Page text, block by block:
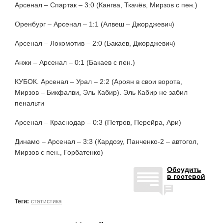
Арсенал – Спартак – 3:0 (Кангва, Ткачёв, Мирзов с пен.)
Оренбург – Арсенал – 1:1 (Алвеш – Джорджевич)
Арсенал – Локомотив – 2:0 (Бакаев, Джорджевич)
Анжи – Арсенал – 0:1 (Бакаев с пен.)
КУБОК. Арсенал – Урал – 2:2 (Ароян в свои ворота,
Мирзов – Бикфалви, Эль Кабир). Эль Кабир не забил
пенальти
Арсенал – Краснодар – 0:3 (Петров, Перейра, Ари)
Динамо – Арсенал – 3:3 (Кардозу, Панченко-2 – автогол,
Мирзов с пен., Горбатенко)
Обсудить
в гостевой
Теги: статистика